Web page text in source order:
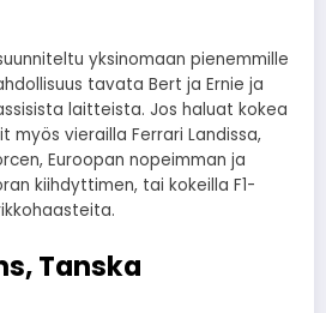
yksinomaan pienemmille
tavata Bert ja Ernie ja
laitteista. Jos haluat kokea
myös vierailla Ferrari Landissa,
Euroopan nopeimman ja
kiihdyttimen, tai kokeilla F1-
Tanska